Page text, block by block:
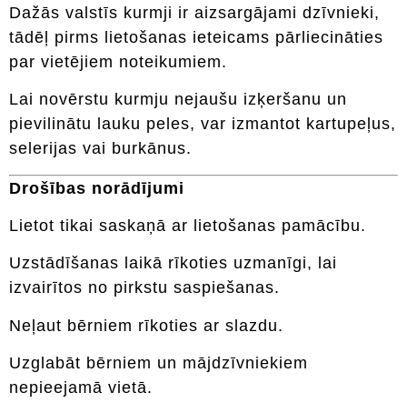
Dažās valstīs kurmji ir aizsargājami dzīvnieki,
tādēļ pirms lietošanas ieteicams pārliecināties
par vietējiem noteikumiem.
Lai novērstu kurmju nejaušu izķeršanu un
pievilinātu lauku peles, var izmantot kartupeļus,
selerijas vai burkānus.
Drošības norādījumi
Lietot tikai saskaņā ar lietošanas pamācību.
Uzstādīšanas laikā rīkoties uzmanīgi, lai
izvairītos no pirkstu saspiešanas.
Neļaut bērniem rīkoties ar slazdu.
Uzglabāt bērniem un mājdzīvniekiem
nepieejamā vietā.